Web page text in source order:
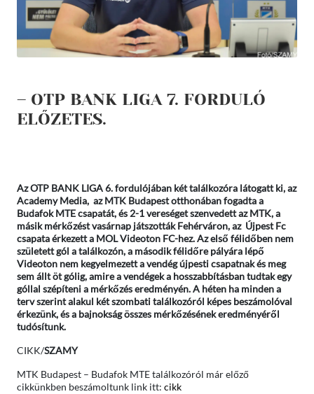
– OTP BANK LIGA 7. FORDULÓ
ELŐZETES.
Az OTP BANK LIGA 6. fordulójában két találkozóra látogatt ki, az
Academy Media, az MTK Budapest otthonában fogadta a
Budafok MTE csapatát, és 2-1 vereséget szenvedett az MTK, a
másik mérkőzést vasárnap játszották Fehérváron, az Újpest Fc
csapata érkezett a MOL Videoton FC-hez. Az első félidőben nem
született gól a találkozón, a második félidőre pályára lépő
Videoton nem kegyelmezett a vendég újpesti csapatnak és meg
sem állt öt gólig, amire a vendégek a hosszabbításban tudtak egy
góllal szépíteni a mérkőzés eredményén. A héten ha minden a
terv szerint alakul két szombati találkozóról képes beszámolóval
érkezünk, és a bajnokság összes mérkőzésének eredményéről
tudósítunk.
CIKK/SZAMY
MTK Budapest – Budafok MTE találkozóról már előző
cikkünkben beszámoltunk link itt: cikk